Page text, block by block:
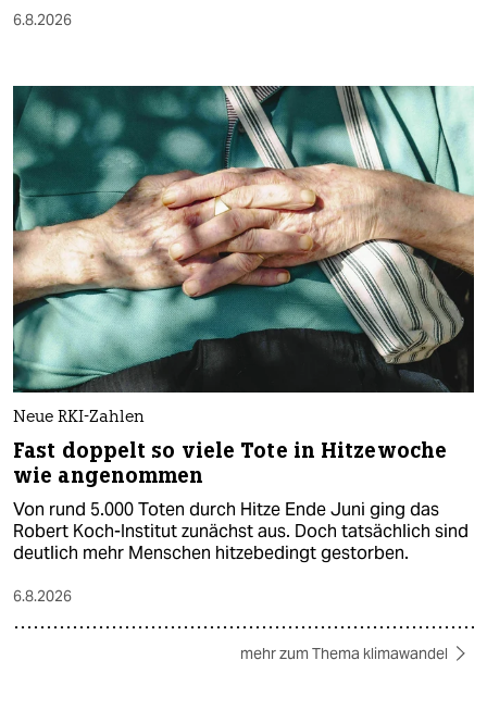
6.8.2026
Neue RKI-Zahlen
Fast doppelt so viele Tote in Hitzewoche
wie angenommen
Von rund 5.000 Toten durch Hitze Ende Juni ging das
Robert Koch-Institut zunächst aus. Doch tatsächlich sind
deutlich mehr Menschen hitzebedingt gestorben.
6.8.2026
mehr zum Thema klimawandel